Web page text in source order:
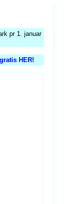
pr 1. januar
HER!